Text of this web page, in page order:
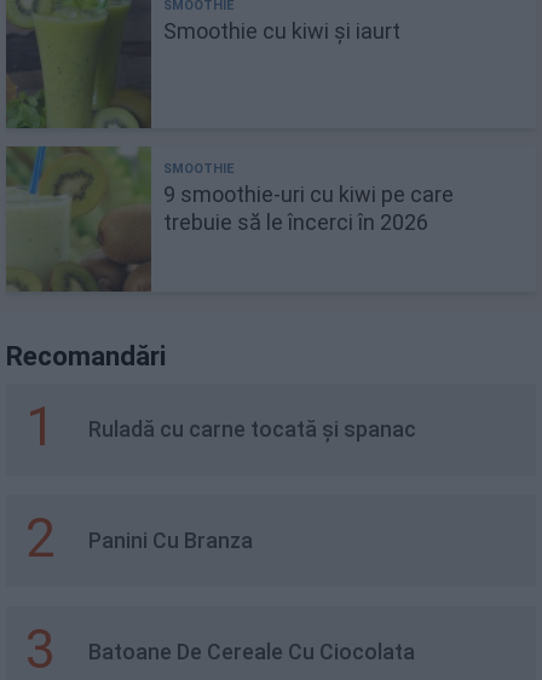
Smoothie cu kiwi și iaurt
9 smoothie-uri cu kiwi pe care
trebuie să le încerci în 2026
Recomandări
1 Ruladă cu carne tocată și spanac
2 Panini Cu Branza
3 Batoane De Cereale Cu Ciocolata